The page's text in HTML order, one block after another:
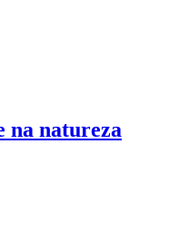
na natureza